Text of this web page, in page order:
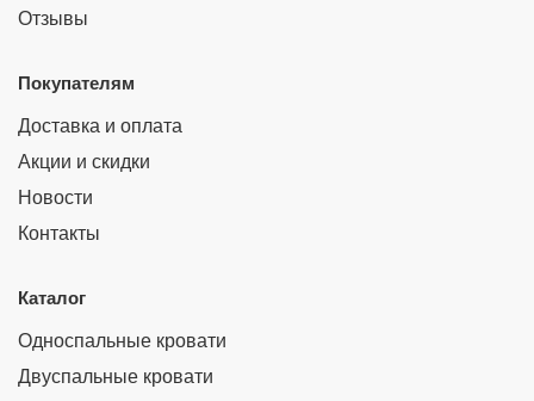
Отзывы
Покупателям
Доставка и оплата
Акции и скидки
Новости
Контакты
Каталог
Односпальные кровати
Двуспальные кровати